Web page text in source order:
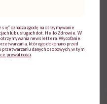
(
cukrów, które
i brązowieniu). W
(po 20 minutach w
co około 10 minut ich
oznacza zgodę na otrzymywanie
lub usługach dot. Hello Zdrowie. W
newslettera. Wycofanie
którego dokonano przed
danych osobowych, w tym
prywatności